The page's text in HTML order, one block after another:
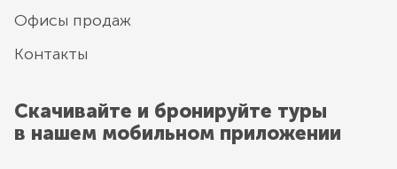
Офисы продаж
Контакты
Скачивайте и бронируйте туры
в нашем мобильном приложении